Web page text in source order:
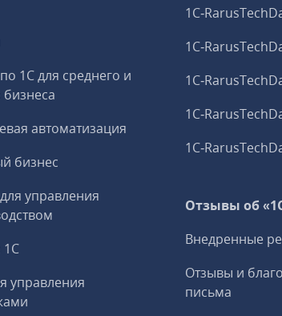
1С для среднего и
автоматизация
бизнес
управления
1С
управления
Отзывы об
Внедренные
Отзывы и
письма